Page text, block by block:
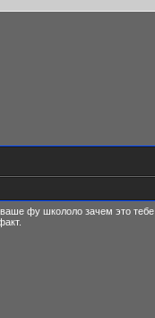
фу школоло зачем это